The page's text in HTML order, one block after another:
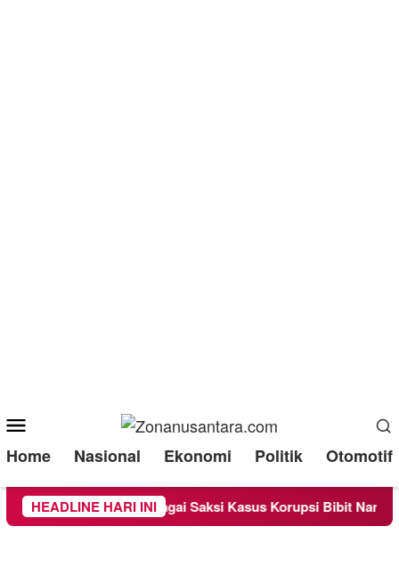
Menu
Home Nasional Ekonomi Politik Otomotif
HEADLINE HARI INI
Diperiksa Sebagai Saksi Kasus Korupsi Bibit Nanas Sulsel